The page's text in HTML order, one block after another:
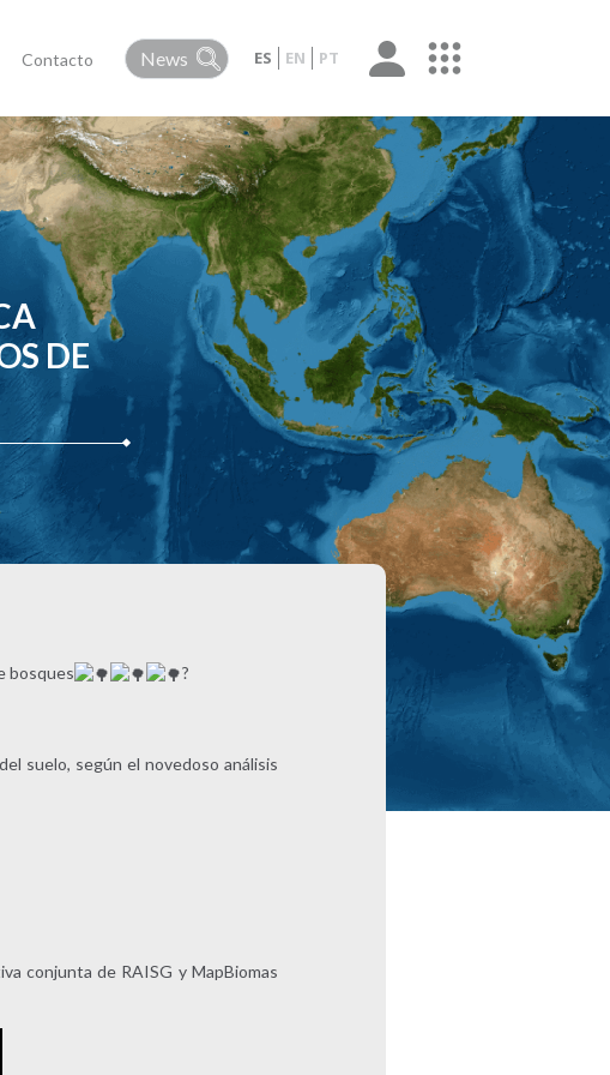
Contacto ES EN PT
DE
bosques ?
suelo, según el novedoso análisis
conjunta de RAISG y MapBiomas